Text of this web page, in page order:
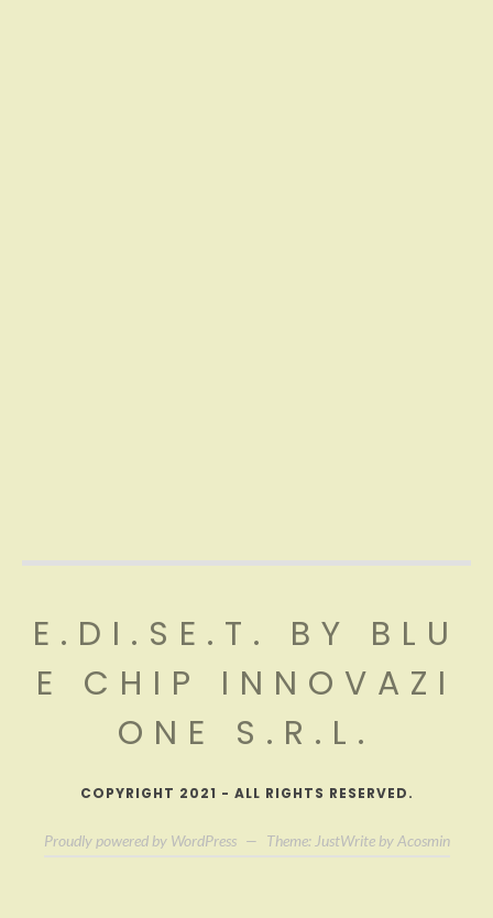
E.DI.SE.T. BY BLU
E CHIP INNOVAZI
ONE S.R.L.
COPYRIGHT 2021 - ALL RIGHTS RESERVED.
Proudly powered by WordPress — Theme: JustWrite by Acosmin